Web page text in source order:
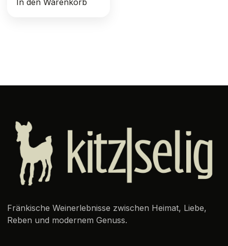
Fränkische Weinerlebnisse zwischen Heimat, Liebe,
Reben und modernem Genuss.